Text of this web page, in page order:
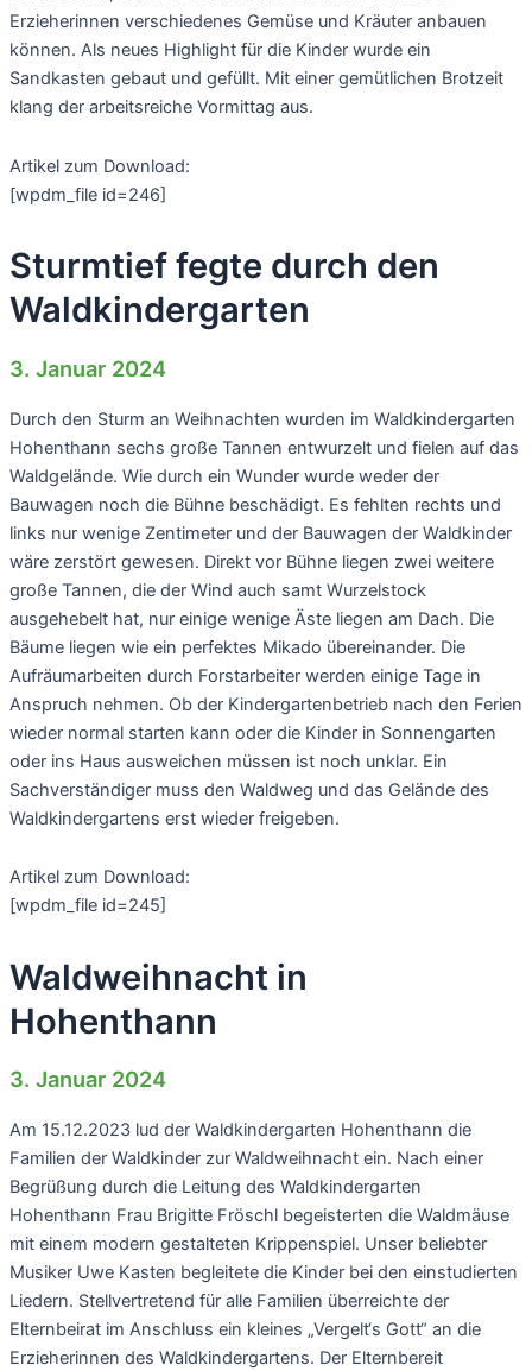
Erzieherinnen verschiedenes Gemüse und Kräuter anbauen
können. Als neues Highlight für die Kinder wurde ein
Sandkasten gebaut und gefüllt. Mit einer gemütlichen Brotzeit
klang der arbeitsreiche Vormittag aus.
Artikel zum Download:
[wpdm_file id=246]
Sturmtief fegte durch den
Waldkindergarten
3. Januar 2024
Durch den Sturm an Weihnachten wurden im Waldkindergarten
Hohenthann sechs große Tannen entwurzelt und fielen auf das
Waldgelände. Wie durch ein Wunder wurde weder der
Bauwagen noch die Bühne beschädigt. Es fehlten rechts und
links nur wenige Zentimeter und der Bauwagen der Waldkinder
wäre zerstört gewesen. Direkt vor Bühne liegen zwei weitere
große Tannen, die der Wind auch samt Wurzelstock
ausgehebelt hat, nur einige wenige Äste liegen am Dach. Die
Bäume liegen wie ein perfektes Mikado übereinander. Die
Aufräumarbeiten durch Forstarbeiter werden einige Tage in
Anspruch nehmen. Ob der Kindergartenbetrieb nach den Ferien
wieder normal starten kann oder die Kinder in Sonnengarten
oder ins Haus ausweichen müssen ist noch unklar. Ein
Sachverständiger muss den Waldweg und das Gelände des
Waldkindergartens erst wieder freigeben.
Artikel zum Download:
[wpdm_file id=245]
Waldweihnacht in
Hohenthann
3. Januar 2024
Am 15.12.2023 lud der Waldkindergarten Hohenthann die
Familien der Waldkinder zur Waldweihnacht ein. Nach einer
Begrüßung durch die Leitung des Waldkindergarten
Hohenthann Frau Brigitte Fröschl begeisterten die Waldmäuse
mit einem modern gestalteten Krippenspiel. Unser beliebter
Musiker Uwe Kasten begleitete die Kinder bei den einstudierten
Liedern. Stellvertretend für alle Familien überreichte der
Elternbeirat im Anschluss ein kleines „Vergelt‘s Gott“ an die
Erzieherinnen des Waldkindergartens. Der Elternbereit